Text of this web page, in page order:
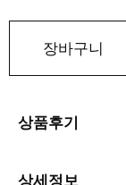
장바구니
상품후기
상세정보